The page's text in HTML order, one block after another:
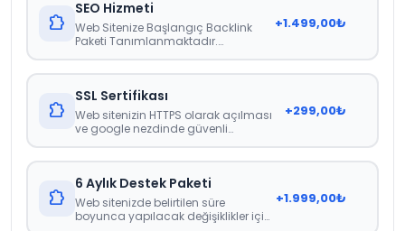
extension
SEO Hizmeti
Web Sitenize Başlangıç Backlink
Paketi Tanımlanmaktadır.
+1.499,00₺
extension
SSL Sertifikası
Web sitenizin HTTPS olarak açılması
ve google nezdinde güvenli
+299,00₺
extension
6 Aylık Destek Paketi
Web sitenizde belirtilen süre
boyunca yapılacak değişiklikler için
+1.999,00₺